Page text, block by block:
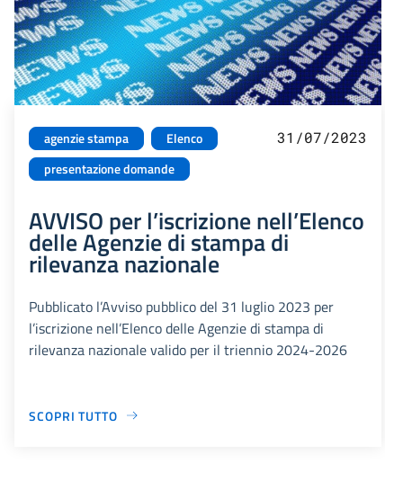
agenzie stampa
Elenco
presentazione domande
31/07/2023
AVVISO per l’iscrizione nell’Elenco
delle Agenzie di stampa di
rilevanza nazionale
Pubblicato l’Avviso pubblico del 31 luglio 2023 per
l’iscrizione nell’Elenco delle Agenzie di stampa di
rilevanza nazionale valido per il triennio 2024-2026
SCOPRI TUTTO